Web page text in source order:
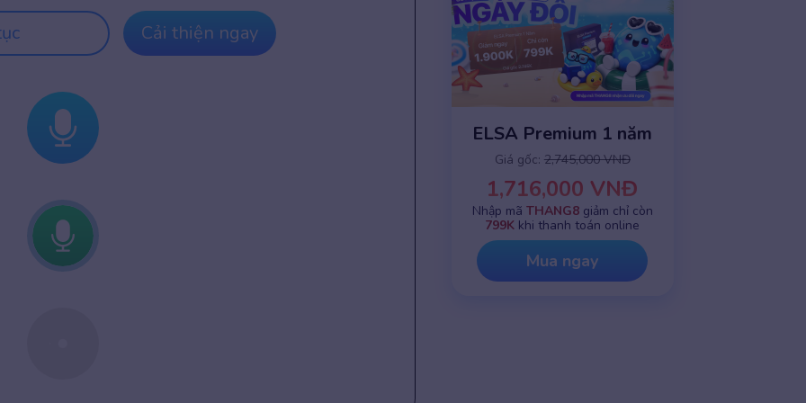
Cải thiện ngay
ELSA Premium 1 năm
Giá gốc: 2,745,000 VNĐ
1,716,000 VNĐ
Nhập mã THANG8giảm chỉ còn
799K khi thanh toán online
Mua ngay